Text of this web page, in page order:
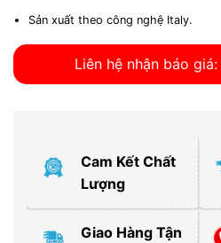
Sản xuất theo công nghệ Italy.
Liên hệ nhận báo giá:
Cam Kết Chất
Lượng
Giao Hàng Tận